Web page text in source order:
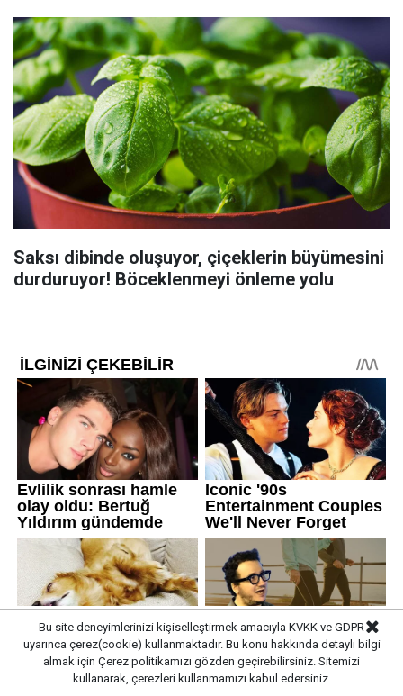
Saksı dibinde oluşuyor, çiçeklerin büyümesini
durduruyor! Böceklenmeyi önleme yolu
Bu site deneyimlerinizi kişiselleştirmek amacıyla KVKK ve GDPR
uyarınca çerez(cookie) kullanmaktadır. Bu konu hakkında detaylı bilgi
almak için Çerez politikamızı gözden geçirebilirsiniz. Sitemizi
kullanarak, çerezleri kullanmamızı kabul edersiniz.